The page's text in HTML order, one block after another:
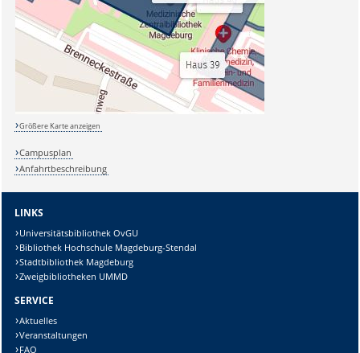
Größere Karte anzeigen
Campusplan
Anfahrtbeschreibung
LINKS
Universitätsbibliothek OvGU
Bibliothek Hochschule Magdeburg-Stendal
Stadtbibliothek Magdeburg
Zweigbibliotheken UMMD
SERVICE
Aktuelles
Veranstaltungen
FAQ